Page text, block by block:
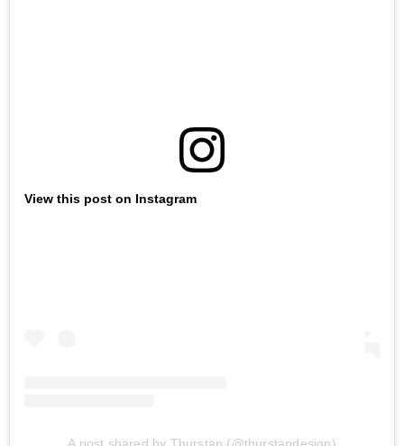
View this post on Instagram